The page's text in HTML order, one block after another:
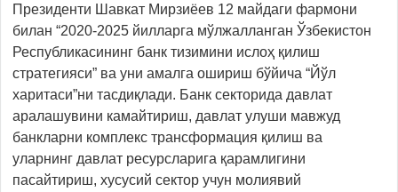
Президенти Шавкат Мирзиёев 12 майдаги фармони
билан “2020-2025 йилларга мўлжалланган Ўзбекистон
Республикасининг банк тизимини ислоҳ қилиш
стратегияси” ва уни амалга ошириш бўйича “Йўл
харитаси”ни тасдиқлади. Банк секторида давлат
аралашувини камайтириш, давлат улуши мавжуд
банкларни комплекс трансформация қилиш ва
уларнинг давлат ресурсларига қарамлигини
пасайтириш, хусусий сектор учун молиявий